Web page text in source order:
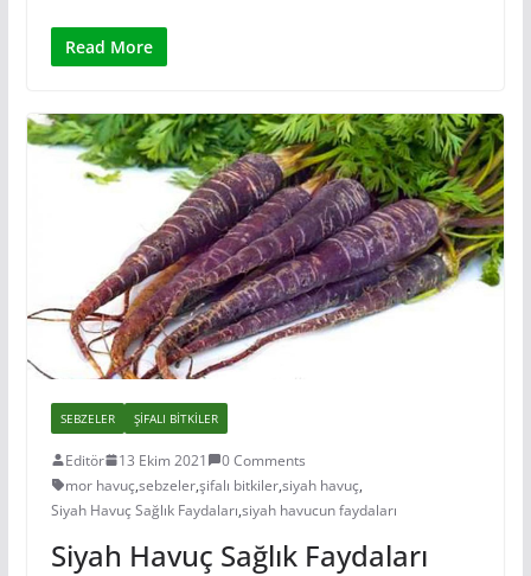
Read More
SEBZELER ŞIFALI BITKILER
Editör 13 Ekim 2021
0 Comments
mor havuç,sebzeler,şifalı bitkiler,siyah havuç,
Siyah Havuç Sağlık Faydaları,siyah havucun faydaları
Siyah Havuç Sağlık Faydaları